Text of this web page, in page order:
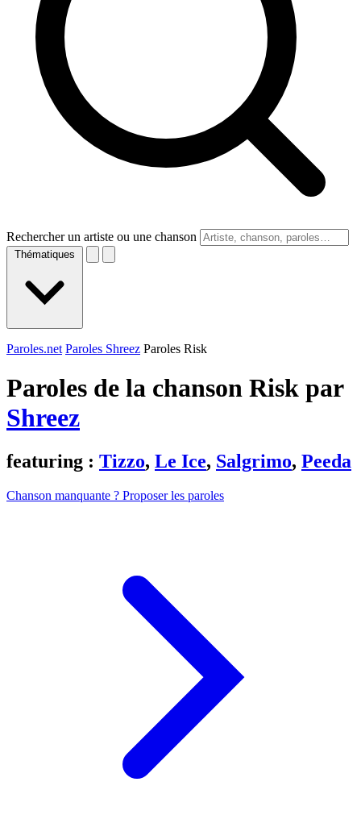
Rechercher un artiste ou une chanson
Thématiques
Paroles.net Paroles Shreez Paroles Risk
Paroles de la chanson Risk par
Shreez
featuring : Tizzo, Le Ice, Salgrimo, Peeda
Chanson manquante ? Proposer les paroles